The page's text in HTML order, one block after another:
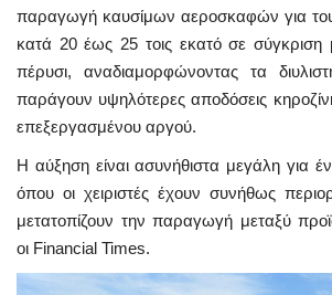
παραγωγή καυσίμων αεροσκαφών για
κατά 20 έως 25 τοις εκατό σε σύγκριση
πέρυσι, αναδιαμορφώνοντας τα
παράγουν υψηλότερες αποδόσεις
επεξεργασμένου αργού.
Η αύξηση είναι ασυνήθιστα μεγάλη για
όπου οι χειριστές έχουν συνήθως
μετατοπίζουν την παραγωγή μεταξύ
οι Financial Times.